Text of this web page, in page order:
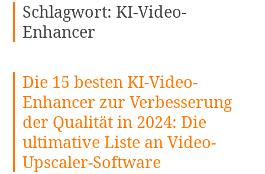
Schlagwort: KI-Video-
Enhancer
Die 15 besten KI-Video-
Enhancer zur Verbesserung
der Qualität in 2024: Die
ultimative Liste an Video-
Upscaler-Software